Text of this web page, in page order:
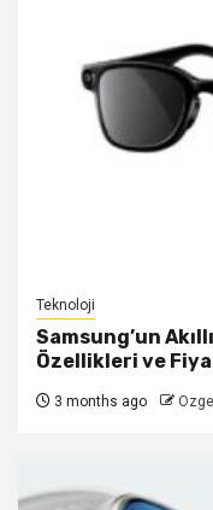
Teknoloji
Samsung’un
Özellikleri ve
3 months ago Ozge